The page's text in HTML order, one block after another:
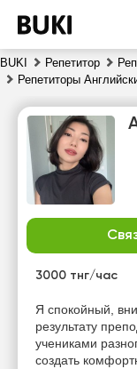
BUKI Репетитор
Репетиторы
3000 тнг/час
Я спокойный,
результату
учениками
создать
Нет
свободных
часов